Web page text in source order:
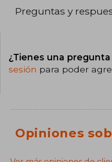
Preguntas y
¿Tienes una
sesión para poder
Opiniones